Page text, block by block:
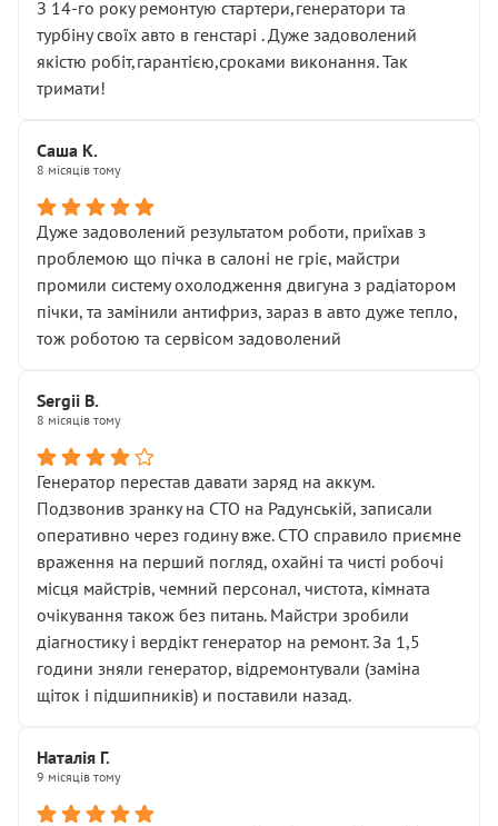
З 14-го року ремонтую стартери,генератори та
турбіну своїх авто в генстарі . Дуже задоволений
якістю робіт,гарантією,сроками виконання. Так
тримати!
Саша К.
8 місяців тому
Дуже задоволений результатом роботи, приїхав з
проблемою що пічка в салоні не гріє, майстри
промили систему охолодження двигуна з радіатором
пічки, та замінили антифриз, зараз в авто дуже тепло,
тож роботою та сервісом задоволений
Sergii B.
8 місяців тому
Генератор перестав давати заряд на аккум.
Подзвонив зранку на СТО на Радунській, записали
оперативно через годину вже. СТО справило приємне
враження на перший погляд, охайні та чисті робочі
місця майстрів, чемний персонал, чистота, кімната
очікування також без питань. Майстри зробили
діагностику і вердікт генератор на ремонт. За 1,5
години зняли генератор, відремонтували (заміна
щіток і підшипників) и поставили назад.
Наталія Г.
9 місяців тому